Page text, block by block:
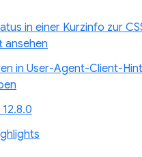
in einer Kurzinfo zur
ansehen
in User-Agent-Client-